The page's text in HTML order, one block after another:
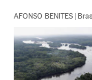
AFONSO BENITES